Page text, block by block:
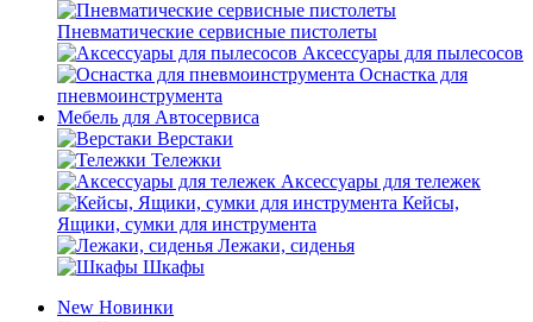
Пневматические сервисные пистолеты
Аксессуары для пылесосов
Оснастка для
пневмоинструмента
Мебель для Автосервиса
Верстаки
Тележки
Аксессуары для тележек
Кейсы,
Ящики, сумки для инструмента
Лежаки, сиденья
Шкафы
New Новинки